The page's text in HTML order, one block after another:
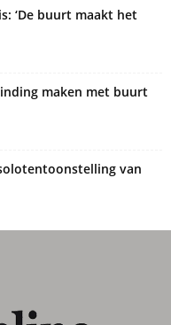
‘De buurt maakt het
maken met buurt
van